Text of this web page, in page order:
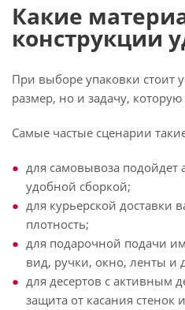
Какие
конструкции
При выборе упаковки стоит
размер, но и задачу,
Самые частые сценарии
для самовывоза подойдет
удобной сборкой;
для курьерской доставки
плотность;
для подарочной подачи
вид, ручки, окно, ленты и
для десертов с активным
защита от касания стенок